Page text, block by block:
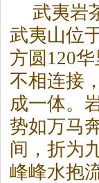
武夷岩
武夷山位
方圆120
不相连接
成一体。
势如万马
间，折为
峰峰水抱